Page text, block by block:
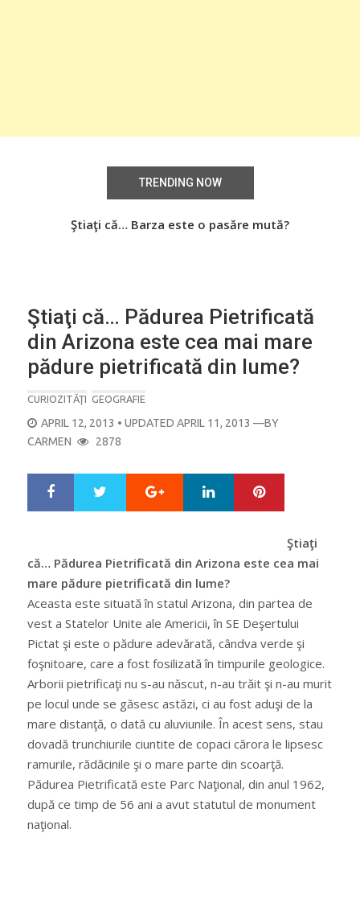
TRENDING NOW
Ştiaţi că… Barza este o pasăre mută?
Știați că… Roşiile îsi păstrează substanţele benefice
Ştiaţi că… Pădurea Pietrificată
din Arizona este cea mai mare
pădure pietrificată din lume?
CURIOZITĂŢI GEOGRAFIE
POSTED
ON
APRIL 12, 2013 • UPDATED APRIL 11, 2013 —BY
CARMEN
2878
e
t
Google+ LinkedIn
Ştiaţi
că… Pădurea Pietrificată din Arizona este cea mai
mare pădure pietrificată din lume?
Aceasta este situată în statul Arizona, din partea de
vest a Statelor Unite ale Americii, în SE Deşertului
Pictat şi este o pădure adevărată, cândva verde şi
foşnitoare, care a fost fosilizată în timpurile geologice.
Arborii pietrificaţi nu s-au născut, n-au trăit şi n-au murit
pe locul unde se găsesc astăzi, ci au fost aduşi de la
mare distanţă, o dată cu aluviunile. În acest sens, stau
dovadă trunchiurile ciuntite de copaci cărora le lipsesc
ramurile, rădăcinile şi o mare parte din scoarţă.
Pădurea Pietrificată este Parc Naţional, din anul 1962,
după ce timp de 56 ani a avut statutul de monument
naţional.